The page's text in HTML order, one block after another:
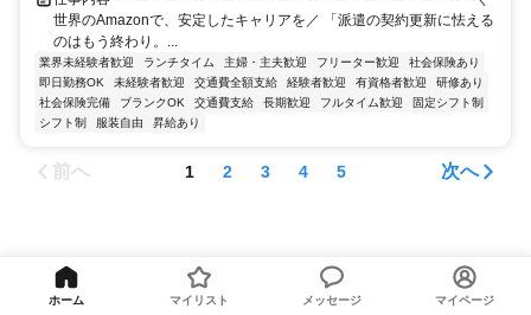
世界のAmazonで、安定したキャリアを／ 「派遣の契約更新に怯える
のはもう終わり。...
業界未経験者歓迎 ランチタイム 主婦・主夫歓迎 フリーター歓迎
社会保険あり
即日勤務OK
未経験者歓迎 交通費全額支給 経験者歓迎 有資格者歓迎
研修あり
社会保険完備
ブランクOK 交通費支給 長期歓迎 フルタイム歓迎
固定シフト制
シフト制
服装自由 昇給あり
前へ 1 2 3 4 5 次へ
アマゾンのアルバイト・バイト求人情報一覧
ホーム マイリスト メッセージ マイページ